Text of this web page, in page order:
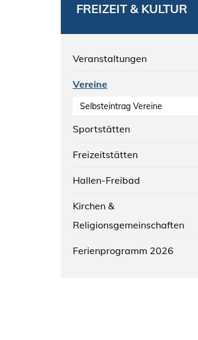
FREIZEIT & KULTUR
Veranstaltungen
Vereine
Selbsteintrag Vereine
Sportstätten
Freizeitstätten
Hallen-Freibad
Kirchen &
Religionsgemeinschaften
Ferienprogramm 2026